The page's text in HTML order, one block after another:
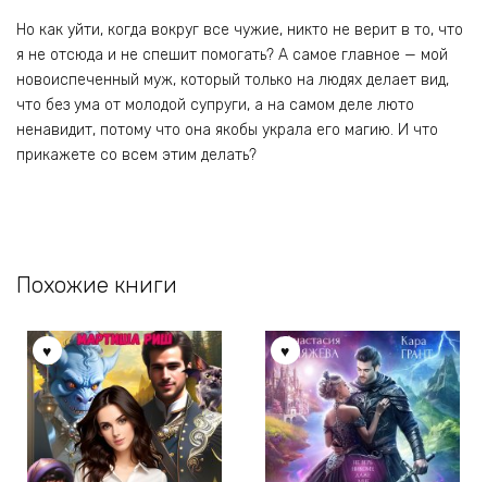
Но как уйти, когда вокруг все чужие, никто не верит в то, что
я не отсюда и не спешит помогать? А самое главное — мой
новоиспеченный муж, который только на людях делает вид,
что без ума от молодой супруги, а на самом деле люто
ненавидит, потому что она якобы украла его магию. И что
прикажете со всем этим делать?
Похожие книги